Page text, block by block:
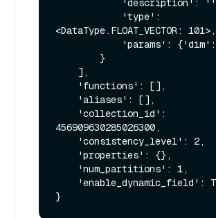
<DataType.FLOAT_VECTOR: 101>,
456909630285026300,